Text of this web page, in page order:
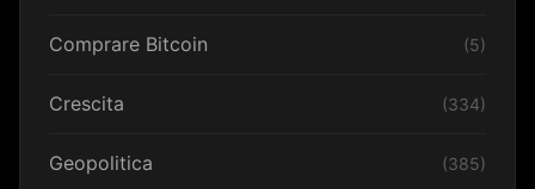
Comprare Bitcoin (5)
Crescita (334)
Geopolitica (385)